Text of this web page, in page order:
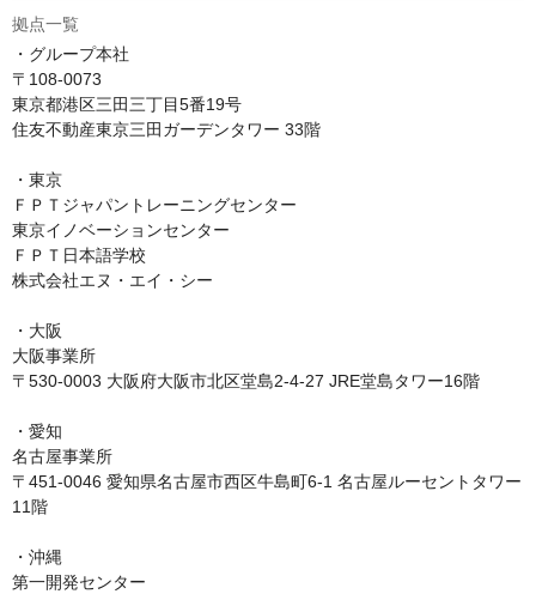
拠点一覧
・グループ本社
〒108-0073
東京都港区三田三丁目5番19号
住友不動産東京三田ガーデンタワー 33階
・東京
ＦＰＴジャパントレーニングセンター
東京イノベーションセンター
ＦＰＴ日本語学校
株式会社エヌ・エイ・シー
・大阪
大阪事業所
〒530-0003 大阪府大阪市北区堂島2-4-27 JRE堂島タワー16階
・愛知
名古屋事業所
〒451-0046 愛知県名古屋市西区牛島町6-1 名古屋ルーセントタワー
11階
・沖縄
第一開発センター